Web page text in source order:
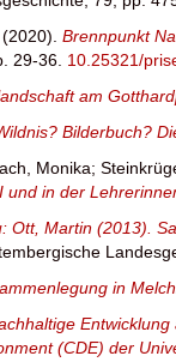
(2020). Brennpunkt
29-36. 10.25321/
am
Bilderbuch?
Monika;
in der
Ott, Martin (2013).
in
(CDE) der